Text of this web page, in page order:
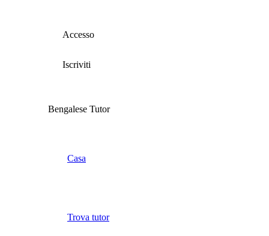
Accesso
Iscriviti
Bengalese Tutor
Casa
Trova tutor